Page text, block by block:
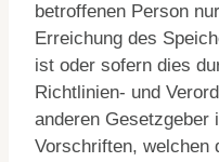
betroffenen Person
Erreichung des
ist oder sofern dies
Richtlinien- und
anderen Gesetzgeber
Vorschriften, welchen